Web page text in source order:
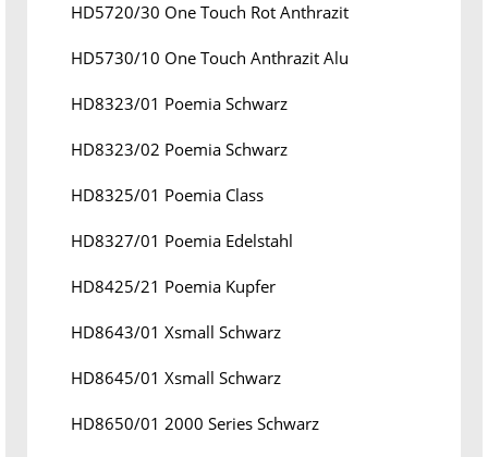
HD5720/30 One Touch Rot Anthrazit
HD5730/10 One Touch Anthrazit Alu
HD8323/01 Poemia Schwarz
HD8323/02 Poemia Schwarz
HD8325/01 Poemia Class
HD8327/01 Poemia Edelstahl
HD8425/21 Poemia Kupfer
HD8643/01 Xsmall Schwarz
HD8645/01 Xsmall Schwarz
HD8650/01 2000 Series Schwarz